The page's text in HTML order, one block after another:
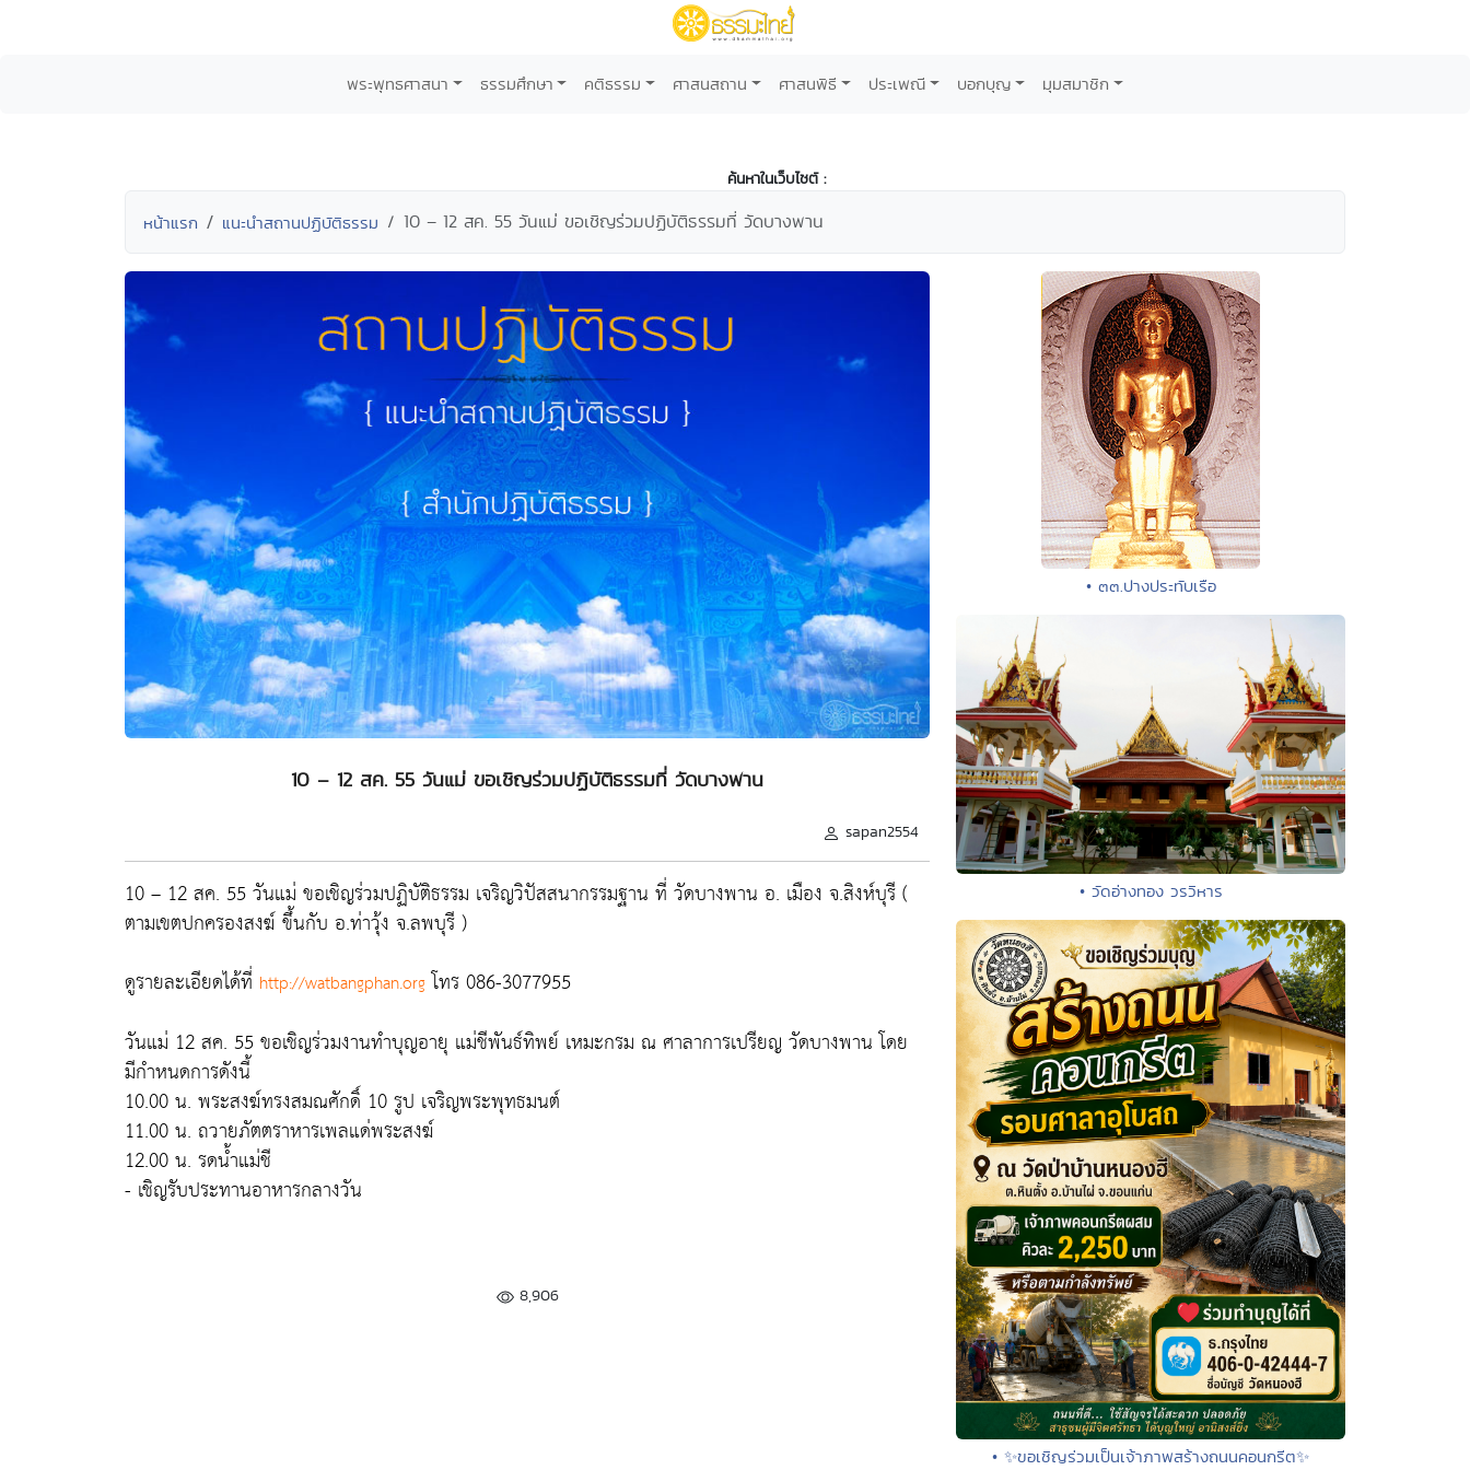
พระพุทธศาสนา ธรรมศึกษา คติธรรม ศาสนสถาน ศาสนพิธี ประเพณี บอกบุญ มุมสมาชิก
ค้นหาในเว็บไซต์ :
หน้าแรก แนะนำสถานปฏิบัติธรรม 10 – 12 สค. 55 วันแม่ ขอเชิญร่วมปฏิบัติธรรมที่ วัดบางพาน
10 – 12 สค. 55 วันแม่ ขอเชิญร่วมปฏิบัติธรรมที่ วัดบางพาน
sapan2554
10 – 12 สค. 55 วันแม่ ขอเชิญร่วมปฏิบัติธรรม เจริญวิปัสสนากรรมฐาน ที่ วัดบางพาน อ. เมือง จ.สิงห์บุรี (
ตามเขตปกครองสงฆ์ ขึ้นกับ อ.ท่าวุ้ง จ.ลพบุรี )
ดูรายละเอียดได้ที่ http://watbangphan.org โทร 086-3077955
วันแม่ 12 สค. 55 ขอเชิญร่วมงานทำบุญอายุ แม่ชีพันธ์ทิพย์ เหมะกรม ณ ศาลาการเปรียญ วัดบางพาน โดย
มีกำหนดการดังนี้
10.00 น. พระสงฆ์ทรงสมณศักดิ์ 10 รูป เจริญพระพุทธมนต์
11.00 น. ถวายภัตตราหารเพลแด่พระสงฆ์
12.00 น. รดน้ำแม่ชี
- เชิญรับประทานอาหารกลางวัน
8,906
• ๓๓.ปางประทับเรือ
• วัดอ่างทอง วรวิหาร
• ✨ขอเชิญร่วมเป็นเจ้าภาพสร้างถนนคอนกรีต✨